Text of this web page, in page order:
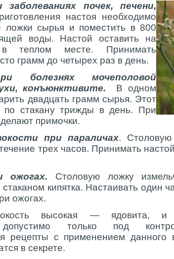
почек, печени,
настоя необходимо
ложки сырья и поместить в 800
воды. Настой оставить на
теплом месте. Принимать
грамм до четырех раз в день.
болезнях мочеполовой
конъюнктивите.
В одном
двадцать грамм сырья. Этот
по стакану трижды в день. При
примочки.
при параличах.
течение трех часов. Принимать
ожогах. Столовую ложку
кипятка. Настаивать один
ожогах.
высокая — ядовита, и
допустимо только под
рецепты с применением данного
в секрете.